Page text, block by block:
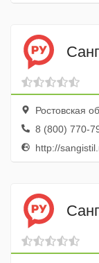
Ростовская область,
8 (800) 770-
http://